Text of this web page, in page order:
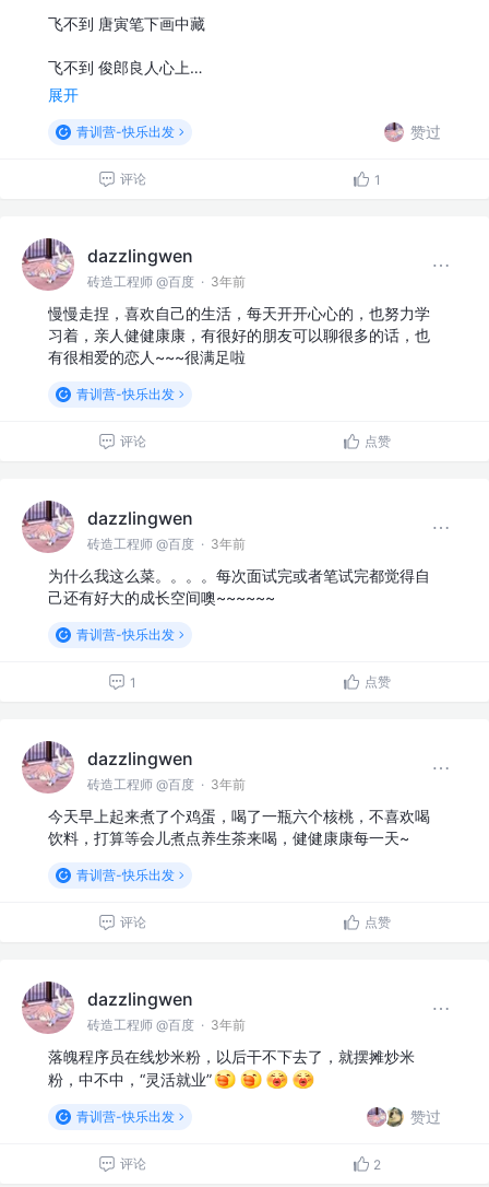
飞不到 唐寅笔下画中藏
飞不到 俊郎良人心上…
展开
青训营-快乐出发 赞过
评论 1
dazzlingwen
砖造工程师 @百度 · 3年前
慢慢走捏，喜欢自己的生活，每天开开心心的，也努力学
习着，亲人健健康康，有很好的朋友可以聊很多的话，也
有很相爱的恋人~~~很满足啦
青训营-快乐出发
评论 点赞
dazzlingwen
砖造工程师 @百度 · 3年前
为什么我这么菜。。。。每次面试完或者笔试完都觉得自
己还有好大的成长空间噢~~~~~~
青训营-快乐出发
1 点赞
dazzlingwen
砖造工程师 @百度 · 3年前
今天早上起来煮了个鸡蛋，喝了一瓶六个核桃，不喜欢喝
饮料，打算等会儿煮点养生茶来喝，健健康康每一天~
青训营-快乐出发
评论 点赞
dazzlingwen
砖造工程师 @百度 · 3年前
落魄程序员在线炒米粉，以后干不下去了，就摆摊炒米
粉，中不中，“灵活就业”
青训营-快乐出发 赞过
评论 2